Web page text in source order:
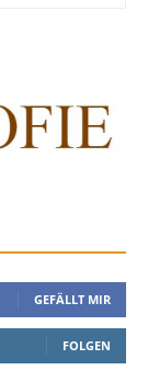
GEFÄLLT MIR
FOLGEN